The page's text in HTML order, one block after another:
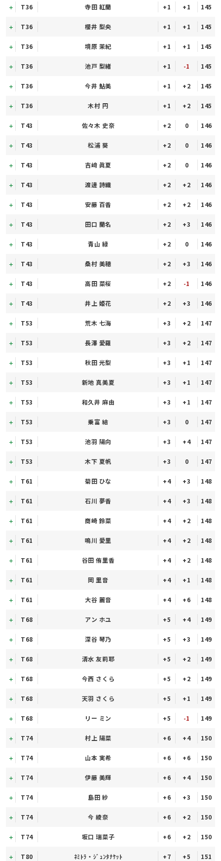
T36 寺田 紅蘭 +1 +1 145
T36 櫻井 梨央 +1 +1 145
T36 境原 茉紀 +1 +1 145
T36 池戸 梨緒 +1 -1 145
T36 今井 鮎美 +1 +2 145
T36 木村 円 +1 +2 145
T43 佐々木 史奈 +2 0 146
T43 松浦 葵 +2 0 146
T43 吉﨑 眞夏 +2 0 146
T43 渡邊 詩織 +2 +2 146
T43 安藤 百香 +2 +2 146
T43 田口 蘭名 +2 +3 146
T43 青山 緑 +2 0 146
T43 桑村 美穂 +2 +3 146
T43 高田 菜桜 +2 -1 146
T43 井上 姫花 +2 +3 146
T53 荒木 七海 +3 +2 147
T53 長澤 愛羅 +3 +2 147
T53 秋田 光梨 +3 +1 147
T53 新地 真美夏 +3 +1 147
T53 和久井 麻由 +3 +1 147
T53 乗富 結 +3 0 147
T53 池羽 陽向 +3 +4 147
T53 木下 夏帆 +3 0 147
T61 菊田 ひな +4 +3 148
T61 石川 夢香 +4 +3 148
T61 商崎 鈴菜 +4 +2 148
T61 鳴川 愛里 +4 +2 148
T61 谷田 侑里香 +4 +2 148
T61 岡 里音 +4 +1 148
T61 大谷 麗音 +4 +6 148
T68 アン ホユ +5 +4 149
T68 深谷 琴乃 +5 +3 149
T68 清水 友莉耶 +5 +2 149
T68 今西 さくら +5 +2 149
T68 天羽 さくら +5 +1 149
T68 リー ミン +5 -1 149
T74 村上 陽菜 +6 +4 150
T74 山本 実希 +6 +6 150
T74 伊藤 美輝 +6 +4 150
T74 島田 紗 +6 +3 150
T74 今 綾奈 +6 +2 150
T74 坂口 瑞菜子 +6 +2 150
T80 ﾈﾐﾄﾗ・ｼﾞｭﾝﾀﾅｹｯﾄ +7 +5 151